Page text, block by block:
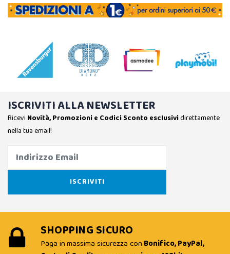
ISCRIVITI ALLA NEWSLETTER
Ricevi Novità, Promozioni e Codici Sconto esclusividirettamente
nella tua email!
SHOPPING SICURO
Paga in massima sicurezza con Bonifico, PayPal,